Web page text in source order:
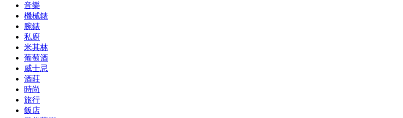
音樂
機械錶
腕錶
私廚
米其林
葡萄酒
威士忌
酒莊
時尚
旅行
飯店